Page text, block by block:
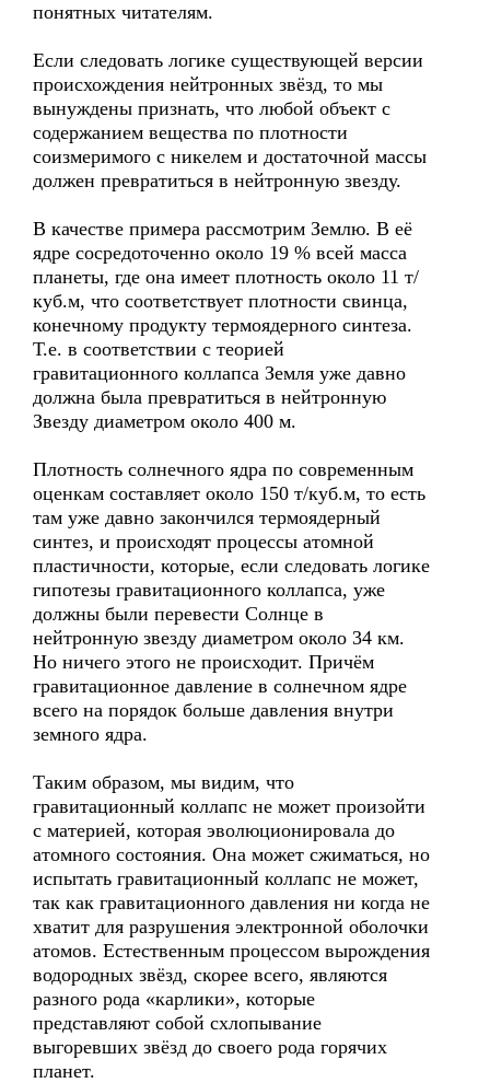
понятных читателям.
Если следовать логике существующей версии
происхождения нейтронных звёзд, то мы
вынуждены признать, что любой объект с
содержанием вещества по плотности
соизмеримого с никелем и достаточной массы
должен превратиться в нейтронную звезду.
В качестве примера рассмотрим Землю. В её
ядре сосредоточенно около 19 % всей масса
планеты, где она имеет плотность около 11 т/
куб.м, что соответствует плотности свинца,
конечному продукту термоядерного синтеза.
Т.е. в соответствии с теорией
гравитационного коллапса Земля уже давно
должна была превратиться в нейтронную
Звезду диаметром около 400 м.
Плотность солнечного ядра по современным
оценкам составляет около 150 т/куб.м, то есть
там уже давно закончился термоядерный
синтез, и происходят процессы атомной
пластичности, которые, если следовать логике
гипотезы гравитационного коллапса, уже
должны были перевести Солнце в
нейтронную звезду диаметром около 34 км.
Но ничего этого не происходит. Причём
гравитационное давление в солнечном ядре
всего на порядок больше давления внутри
земного ядра.
Таким образом, мы видим, что
гравитационный коллапс не может произойти
с материей, которая эволюционировала до
атомного состояния. Она может сжиматься, но
испытать гравитационный коллапс не может,
так как гравитационного давления ни когда не
хватит для разрушения электронной оболочки
атомов. Естественным процессом вырождения
водородных звёзд, скорее всего, являются
разного рода «карлики», которые
представляют собой схлопывание
выгоревших звёзд до своего рода горячих
планет.